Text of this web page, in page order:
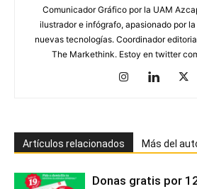
Comunicador Gráfico por la UAM
ilustrador e infógrafo, apasionado por
nuevas tecnologías. Coordinador
The Markethink. Estoy en twitter
Artículos relacionados Más del
Donas gratis por